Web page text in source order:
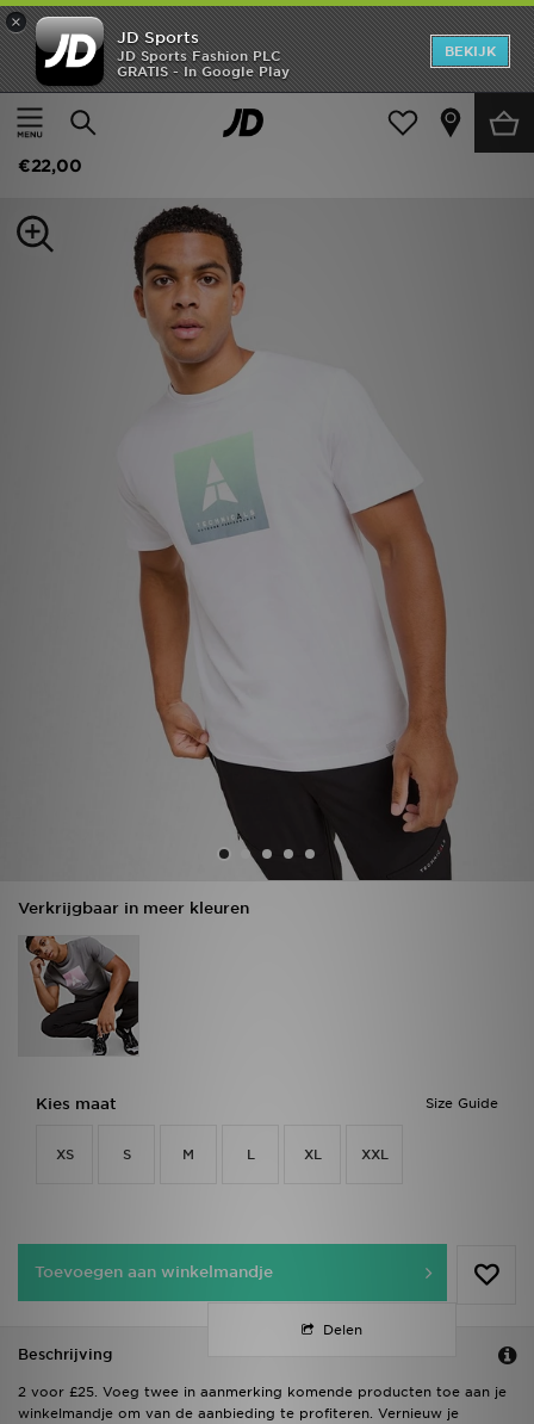
×
JD Sports
JD Sports Fashion PLC
GRATIS - In Google Play
BEKIJK
Thuis
Mannen Herenkleding
Technicals Lotus Box T-Shirt
€22,00
Verkrijgbaar in meer kleuren
Size Guide
Kies maat
XS S M L XL XXL
Toevoegen aan winkelmandje
Delen
Beschrijving
2 voor £25. Voeg twee in aanmerking komende producten toe aan je
winkelmandje om van de aanbieding te profiteren. Vernieuw je
New In
Heren
Collecties
Download de app
Winkel Zoeken
Bestelling Traceren